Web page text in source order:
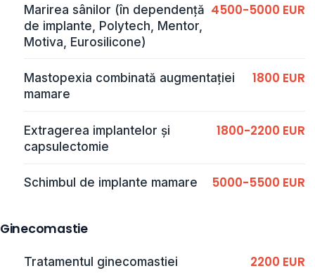
Marirea sânilor (în dependență
de implante, Polytech, Mentor,
Motiva, Eurosilicone)
4500-5000 EUR
Mastopexia combinată augmentației
mamare
1800 EUR
Extragerea implantelor și
capsulectomie
1800-2200 EUR
Schimbul de implante mamare 5000-5500 EUR
Ginecomastie
Tratamentul ginecomastiei 2200 EUR